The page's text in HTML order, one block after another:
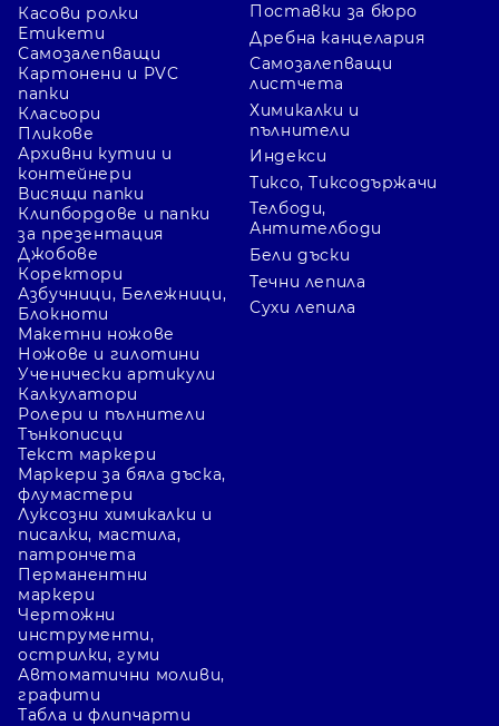
Касови ролки
Етикети
Самозалепващи
Картонени и PVC
папки
Класьори
Пликове
Архивни кутии и
контейнери
Висящи папки
Клипбордове и папки
за презентация
Джобове
Коректори
Азбучници, Бележници,
Блокноти
Поставки за бюро
Дребна канцелария
Самозалепващи
листчета
Химикалки и
пълнители
Индекси
Тиксо, Тиксодържачи
Телбоди,
Антителбоди
Бели дъски
Течни лепила
Сухи лепила
Макетни ножове
Ножове и гилотини
Ученически артикули
Калкулатори
Ролери и пълнители
Тънкописци
Текст маркери
Маркери за бяла дъска,
флумастери
Луксозни химикалки и
писалки, мастила,
патрончета
Перманентни
маркери
Чертожни
инструменти,
острилки, гуми
Автоматични моливи,
графити
Табла и флипчарти